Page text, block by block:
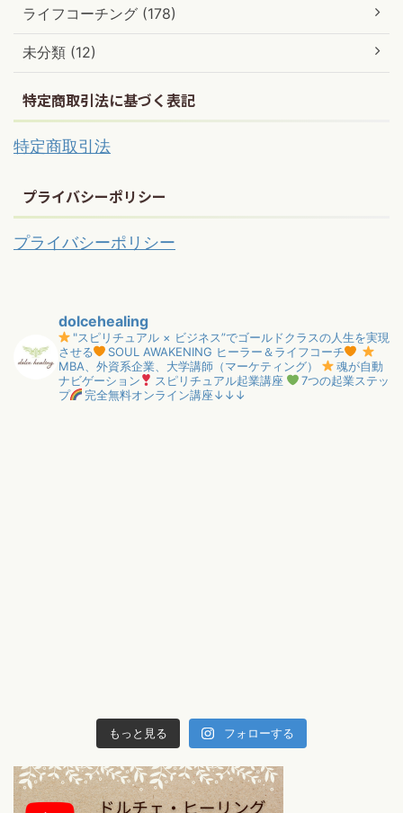
ライフコーチング (178)
未分類 (12)
特定商取引法に基づく表記
特定商取引法
プライバシーポリシー
プライバシーポリシー
dolcehealing
"スピリチュアル × ビジネス”でゴールドクラスの人生を実現
させる
SOUL AWAKENING ヒーラー＆ライフコーチ
MBA、外資系企業、大学講師（マーケティング）
魂が自動
ナビゲーション
スピリチュアル起業講座
7つの起業ステッ
プ
完全無料オンライン講座↓↓↓
もっと見る フォローする